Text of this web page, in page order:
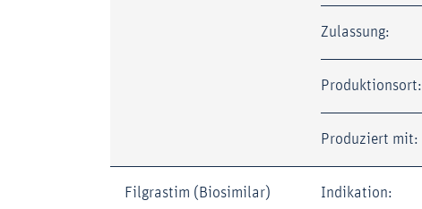
Zulassung:
Produktionsort:
Produziert mit:
Filgrastim (Biosimilar) Indikation: